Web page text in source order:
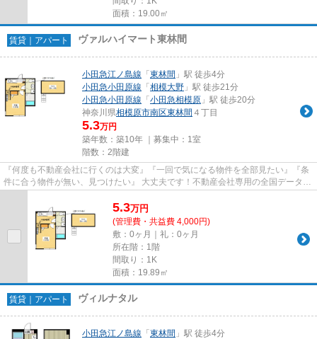
面積：19.00㎡
賃貸｜アパート ヴァルハイマート東林間
小田急江ノ島線 「 東林間 」駅 徒歩4分
小田急小田原線 「 相模大野 」駅 徒歩21分
小田急小田原線 「 小田急相模原 」駅 徒歩20分
神奈川県相模原市南区東林間 ４丁目
5.3万円
築年数：築10年 ｜募集中： 1室
階数：2階建
『何度も不動産会社に行くのは大変』『一回で気になる物件を全部見たい』『条
件に合う物件が無い、見つけたい』 大丈夫です！不動産会社専用の全国データベ
5.3万円
(管理費・共益費 4,000円)
敷：0ヶ月｜礼：0ヶ月
所在階：1階
間取り：1K
面積：19.89㎡
賃貸｜アパート ヴィルナタル
小田急江ノ島線 「 東林間 」駅 徒歩4分